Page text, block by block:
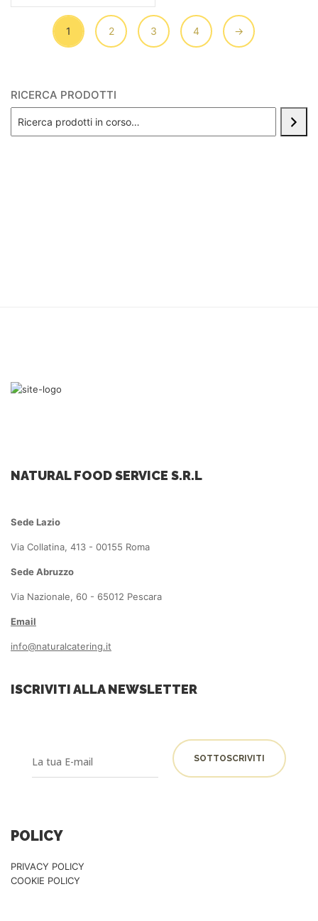
1 2 3 4 →
RICERCA PRODOTTI
NATURAL FOOD SERVICE S.R.L
Sede Lazio
Via Collatina, 413 - 00155 Roma
Sede Abruzzo
Via Nazionale, 60 - 65012 Pescara
Email
info@naturalcatering.it
ISCRIVITI ALLA NEWSLETTER
POLICY
PRIVACY POLICY
COOKIE POLICY